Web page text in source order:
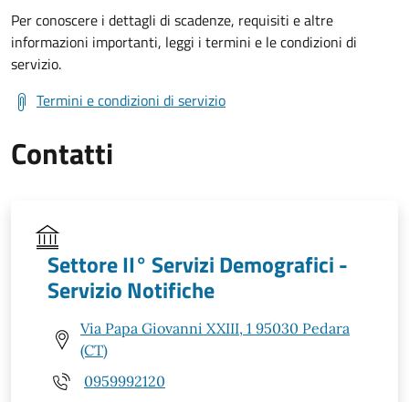
Per conoscere i dettagli di scadenze, requisiti e altre
informazioni importanti, leggi i termini e le condizioni di
servizio.
Termini e condizioni di servizio
Contatti
Settore II° Servizi Demografici -
Servizio Notifiche
Via Papa Giovanni XXIII, 1 95030 Pedara
(CT)
0959992120